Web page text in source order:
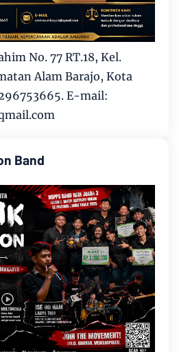
No. 77 RT.18, Kel.
Alam Barajo, Kota
E-mail:
Band